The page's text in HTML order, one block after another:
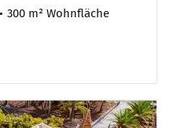
300 m² Wohnfläche